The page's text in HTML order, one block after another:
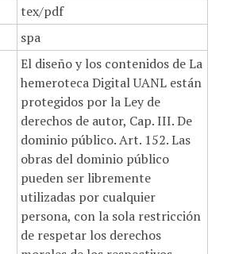
tex/pdf
spa
El diseño y los contenidos de La
hemeroteca Digital UANL están
protegidos por la Ley de
derechos de autor, Cap. III. De
dominio público. Art. 152. Las
obras del dominio público
pueden ser libremente
utilizadas por cualquier
persona, con la sola restricción
de respetar los derechos